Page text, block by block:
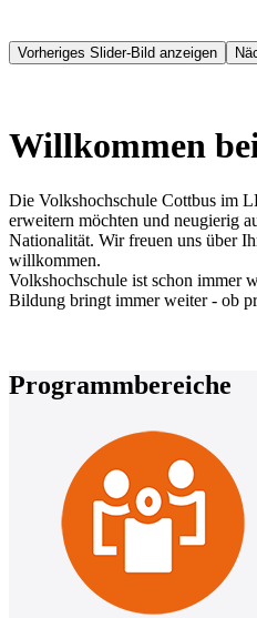
Vorheriges Slider-Bild anzeigen
Willkommen
Die Volkshochschule Cottbus im
erweitern möchten und neugierig
Nationalität. Wir freuen uns über
willkommen.
Volkshochschule ist schon immer
Bildung bringt immer weiter - ob
Programmbereiche